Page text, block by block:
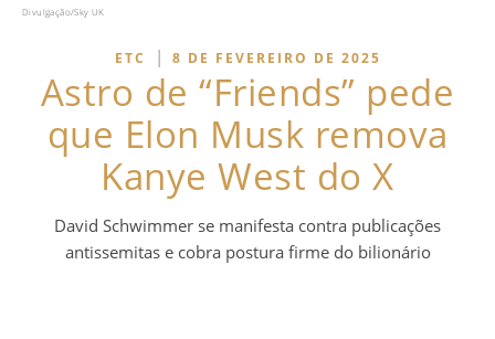
Divulgação/Sky UK
ETC | 8 DE FEVEREIRO DE 2025
Astro de “Friends” pede
que Elon Musk remova
Kanye West do X
David Schwimmer se manifesta contra publicações
antissemitas e cobra postura firme do bilionário